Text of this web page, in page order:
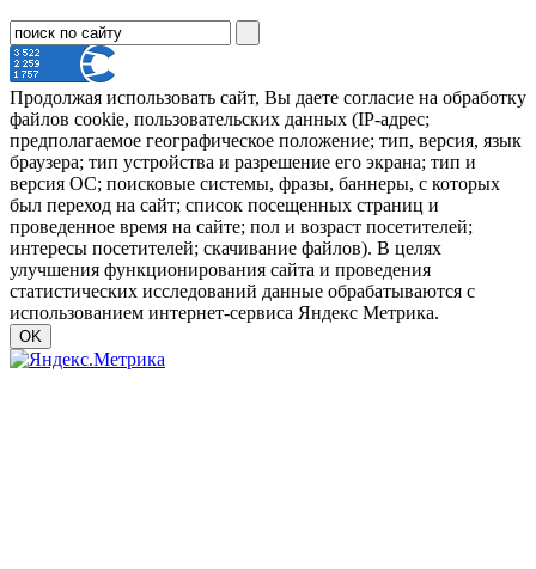
Продолжая использовать сайт, Вы даете согласие на обработку
файлов cookie, пользовательских данных (IP-адрес;
предполагаемое географическое положение; тип, версия, язык
браузера; тип устройства и разрешение его экрана; тип и
версия ОС; поисковые системы, фразы, баннеры, с которых
был переход на сайт; список посещенных страниц и
проведенное время на сайте; пол и возраст посетителей;
интересы посетителей; скачивание файлов). В целях
улучшения функционирования сайта и проведения
статистических исследований данные обрабатываются с
использованием интернет-сервиса Яндекс Метрика.
OK